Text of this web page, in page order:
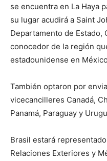
se encuentra en La Haya
su lugar acudirá a Saint
Departamento de Estado,
conocedor de la región
estadounidense en
También optaron por
vicecancilleres Canadá,
Panamá, Paraguay y
Brasil estará
Relaciones Exteriores y